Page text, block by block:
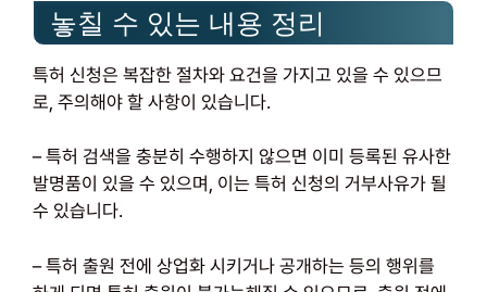
놓칠 수 있는 내용 정리
특허 신청은 복잡한 절차와 요건을 가지고 있을 수 있으므
로, 주의해야 할 사항이 있습니다.
– 특허 검색을 충분히 수행하지 않으면 이미 등록된 유사한
발명품이 있을 수 있으며, 이는 특허 신청의 거부사유가 될
수 있습니다.
– 특허 출원 전에 상업화 시키거나 공개하는 등의 행위를